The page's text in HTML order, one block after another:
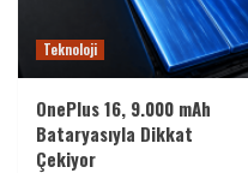
Teknoloji
OnePlus 16, 9.000 mAh
Bataryasıyla Dikkat
Çekiyor